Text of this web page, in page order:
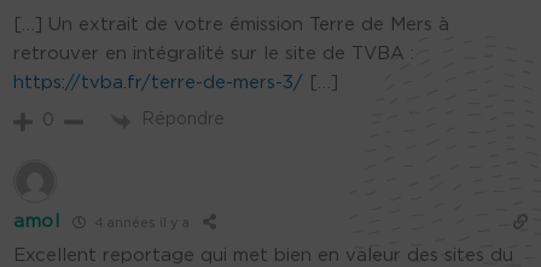
[…] Un extrait de votre émission Terre de Mers à
retrouver en intégralité sur le site de TVBA :
https://tvba.fr/terre-de-mers-3/ […]
0 Répondre
amol 4 années il y a
Excellent reportage qui met bien en valeur des sites du